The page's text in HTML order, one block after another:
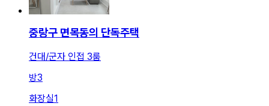
중랑구 면목동의 단독주택
건대/군자 인접 3룸
방3
화장실1